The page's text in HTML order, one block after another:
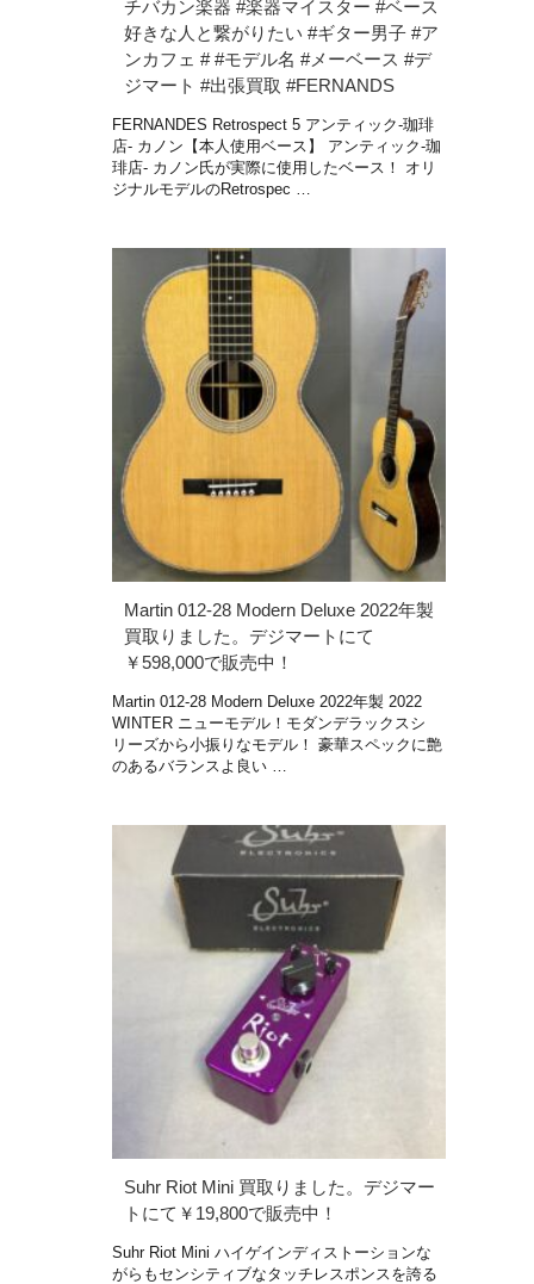
チバカン楽器 #楽器マイスター #ベース
好きな人と繋がりたい #ギター男子 #ア
ンカフェ # #モデル名 #メーベース #デ
ジマート #出張買取 #FERNANDS
FERNANDES Retrospect 5 アンティック-珈琲
店- カノン【本人使用ベース】 アンティック-珈
琲店- カノン氏が実際に使用したベース！ オリ
ジナルモデルのRetrospec …
Martin 012-28 Modern Deluxe 2022年製
買取りました。デジマートにて
￥598,000で販売中！
Martin 012-28 Modern Deluxe 2022年製 2022
WINTER ニューモデル！モダンデラックスシ
リーズから小振りなモデル！ 豪華スペックに艶
のあるバランスよ良い …
Suhr Riot Mini 買取りました。デジマー
トにて￥19,800で販売中！
Suhr Riot Mini ハイゲインディストーションな
がらもセンシティブなタッチレスポンスを誇る